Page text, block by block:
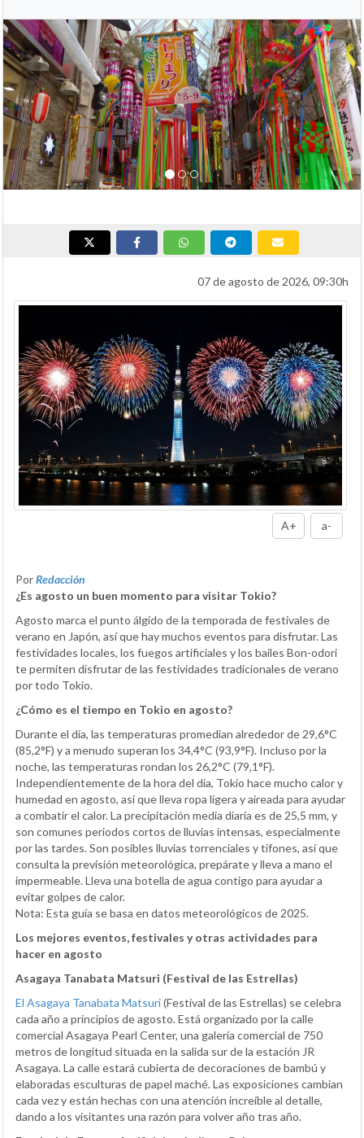
Anterior
07 de agosto de 2026, 09:30h
A+ a-
PorRedacción
¿Es agosto un buen momento para visitar Tokio?
Agosto marca el punto álgido de la temporada de festivales de
verano en Japón, así que hay muchos eventos para disfrutar. Las
festividades locales, los fuegos artificiales y los bailes Bon-odori
te permiten disfrutar de las festividades tradicionales de verano
por todo Tokio.
¿Cómo es el tiempo en Tokio en agosto?
Durante el día, las temperaturas promedian alrededor de 29,6°C
(85,2°F) y a menudo superan los 34,4°C (93,9°F). Incluso por la
noche, las temperaturas rondan los 26,2°C (79,1°F).
Independientemente de la hora del día, Tokio hace mucho calor y
humedad en agosto, así que lleva ropa ligera y aireada para ayudar
a combatir el calor. La precipitación media diaria es de 25,5 mm, y
son comunes periodos cortos de lluvias intensas, especialmente
por las tardes. Son posibles lluvias torrenciales y tifones, así que
consulta la previsión meteorológica, prepárate y lleva a mano el
impermeable. Lleva una botella de agua contigo para ayudar a
evitar golpes de calor.
Nota: Esta guía se basa en datos meteorológicos de 2025.
Los mejores eventos, festivales y otras actividades para
hacer en agosto
Asagaya Tanabata Matsuri (Festival de las Estrellas)
El Asagaya Tanabata Matsuri(Festival de las Estrellas) se celebra
cada año a principios de agosto. Está organizado por la calle
comercial Asagaya Pearl Center, una galería comercial de 750
metros de longitud situada en la salida sur de la estación JR
Asagaya. La calle estará cubierta de decoraciones de bambú y
elaboradas esculturas de papel maché. Las exposiciones cambian
cada vez y están hechas con una atención increíble al detalle,
dando a los visitantes una razón para volver año tras año.